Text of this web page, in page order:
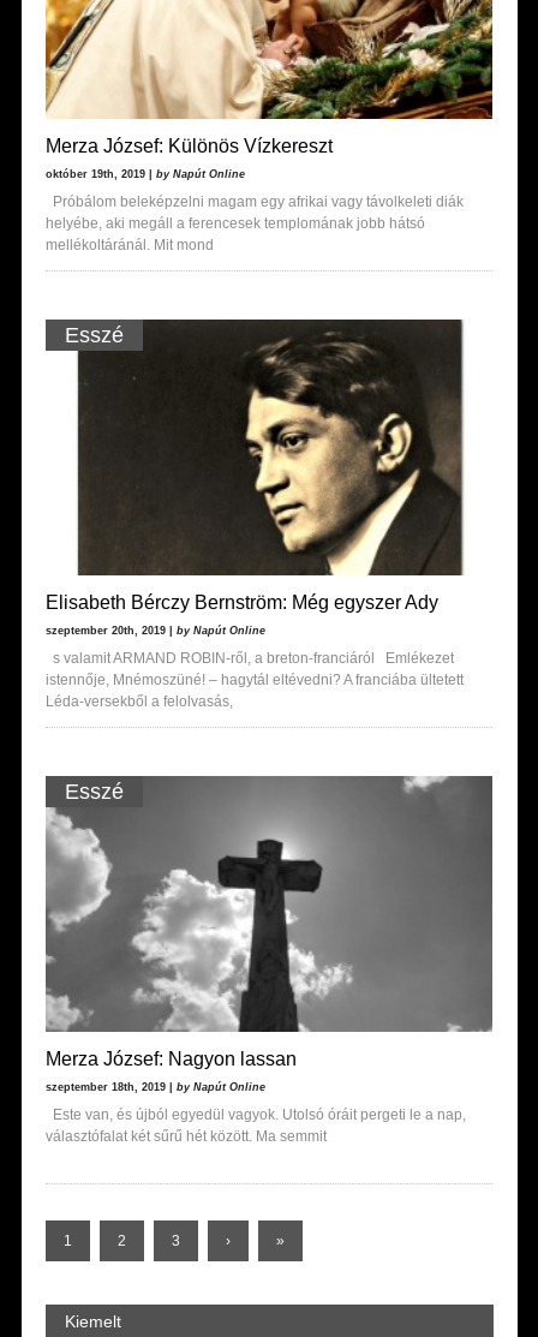
Merza József: Különös Vízkereszt
október 19th, 2019 | by Napút Online
Próbálom beleképzelni magam egy afrikai vagy távolkeleti diák
helyébe, aki megáll a ferencesek templomának jobb hátsó
mellékoltáránál. Mit mond
Esszé
Elisabeth Bérczy Bernström: Még egyszer Ady
szeptember 20th, 2019 | by Napút Online
s valamit ARMAND ROBIN-ről, a breton-franciáról Emlékezet
istennője, Mnémoszüné! – hagytál eltévedni? A franciába ültetett
Léda-versekből a felolvasás,
Esszé
Merza József: Nagyon lassan
szeptember 18th, 2019 | by Napút Online
Este van, és újból egyedül vagyok. Utolsó óráit pergeti le a nap,
választófalat két sűrű hét között. Ma semmit
1 2 3 › »
Kiemelt